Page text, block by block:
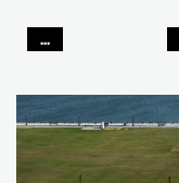
...